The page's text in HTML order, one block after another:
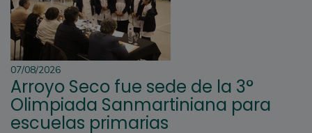
07/08/2026
Arroyo Seco fue sede de la 3°
Olimpiada Sanmartiniana para
escuelas primarias